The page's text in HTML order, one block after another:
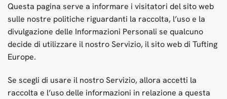
Questa pagina serve a informare i visitatori del sito web
sulle nostre politiche riguardanti la raccolta, l’uso e la
divulgazione delle Informazioni Personali se qualcuno
decide di utilizzare il nostro Servizio, il sito web di Tufting
Europe.
Se scegli di usare il nostro Servizio, allora accetti la
raccolta e l’uso delle informazioni in relazione a questa